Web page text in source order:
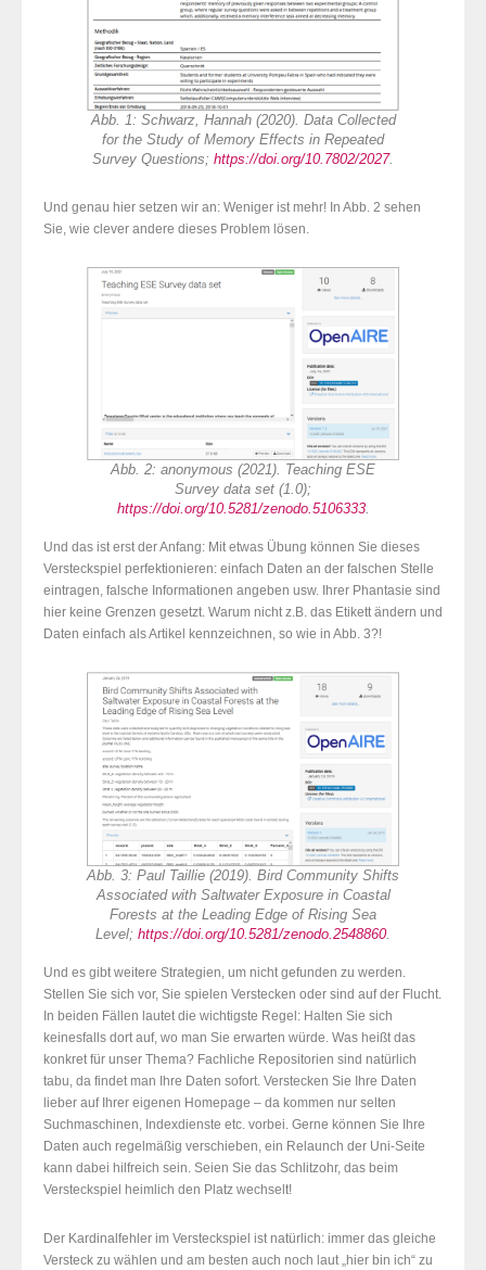
Abb. 1: Schwarz, Hannah (2020). Data Collected
for the Study of Memory Effects in Repeated
Survey Questions; https://doi.org/10.7802/2027.
Und genau hier setzen wir an: Weniger ist mehr! In Abb. 2 sehen
Sie, wie clever andere dieses Problem lösen.
Abb. 2: anonymous (2021). Teaching ESE
Survey data set (1.0);
https://doi.org/10.5281/zenodo.5106333.
Und das ist erst der Anfang: Mit etwas Übung können Sie dieses
Versteckspiel perfektionieren: einfach Daten an der falschen Stelle
eintragen, falsche Informationen angeben usw. Ihrer Phantasie sind
hier keine Grenzen gesetzt. Warum nicht z.B. das Etikett ändern und
Daten einfach als Artikel kennzeichnen, so wie in Abb. 3?!
Abb. 3: Paul Taillie (2019). Bird Community Shifts
Associated with Saltwater Exposure in Coastal
Forests at the Leading Edge of Rising Sea
Level; https://doi.org/10.5281/zenodo.2548860.
Und es gibt weitere Strategien, um nicht gefunden zu werden.
Stellen Sie sich vor, Sie spielen Verstecken oder sind auf der Flucht.
In beiden Fällen lautet die wichtigste Regel: Halten Sie sich
keinesfalls dort auf, wo man Sie erwarten würde. Was heißt das
konkret für unser Thema? Fachliche Repositorien sind natürlich
tabu, da findet man Ihre Daten sofort. Verstecken Sie Ihre Daten
lieber auf Ihrer eigenen Homepage – da kommen nur selten
Suchmaschinen, Indexdienste etc. vorbei. Gerne können Sie Ihre
Daten auch regelmäßig verschieben, ein Relaunch der Uni-Seite
kann dabei hilfreich sein. Seien Sie das Schlitzohr, das beim
Versteckspiel heimlich den Platz wechselt!
Der Kardinalfehler im Versteckspiel ist natürlich: immer das gleiche
Versteck zu wählen und am besten auch noch laut „hier bin ich“ zu